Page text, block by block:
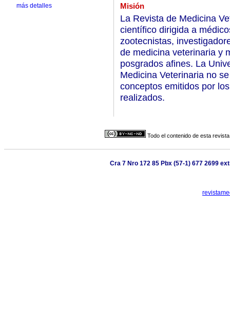
más detalles Misión
La Revista de Medicina
científico dirigida a
zootecnistas,
de medicina veterinaria y
posgrados afines. La
Medicina Veterinaria no
conceptos emitidos por
realizados.
Todo el contenido de esta
Cra 7 Nro 172 85 Pbx (57-1) 677 2699